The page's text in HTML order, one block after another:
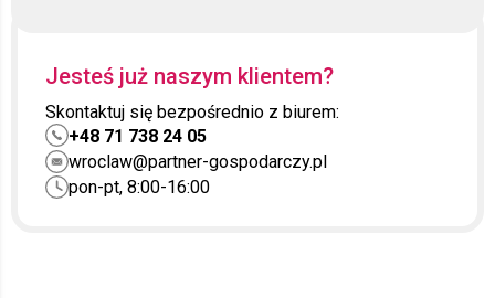
Jesteś już naszym klientem?
Skontaktuj się bezpośrednio z biurem:
+48 71 738 24 05
wroclaw@partner-gospodarczy.pl
pon-pt, 8:00-16:00